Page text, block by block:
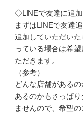
◇LINEで友達に追
まずはLINEで友達
追加していただい
っている場合は希
ただきます。
（参考）
どんな店舗がある
あるのかもさっぱ
ませんので、希望